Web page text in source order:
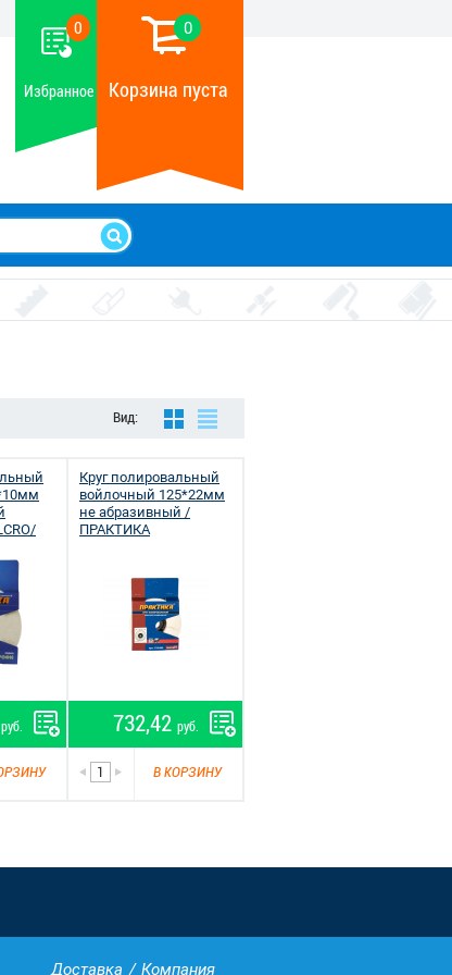
Избранное
0 0
Корзина пуста
Вид:
руб.
Круг полировальный
войлочный 125*22мм
не абразивный /
ПРАКТИКА
732,42 руб.
В КОРЗИНУ
Доставка Компания